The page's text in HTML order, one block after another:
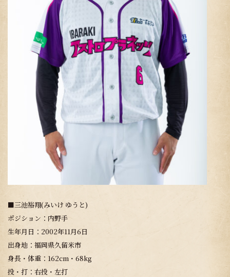
■三池裕翔(みいけ ゆうと)
ポジション：内野手
生年月日：2002年11月6日
出身地：福岡県久留米市
身長・体重：162cm・68kg
投・打：右投・左打